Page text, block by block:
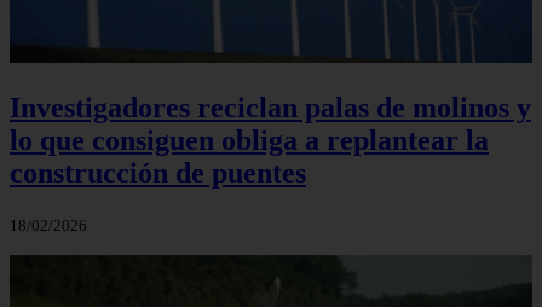
Investigadores reciclan palas de molinos y
lo que consiguen obliga a replantear la
construcción de puentes
18/02/2026